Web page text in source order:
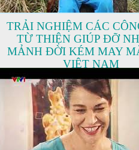
TRẢI NGHIỆM CÁC
TỪ THIỆN GIÚP ĐỠ
MẢNH ĐỜI KÉM MAY
VIỆT NAM